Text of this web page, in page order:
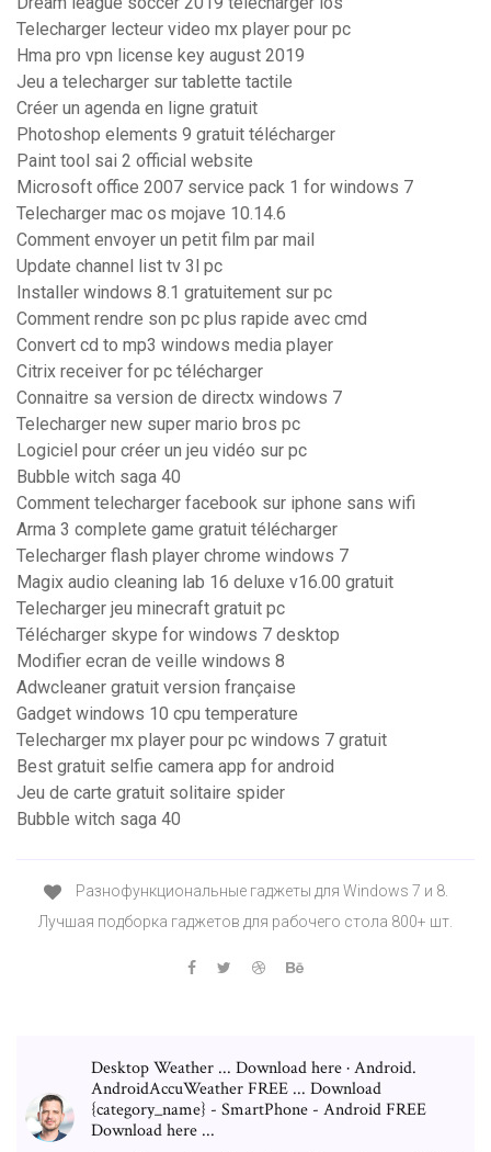
Telecharger lecteur video mx player pour pc
Hma pro vpn license key august 2019
Jeu a telecharger sur tablette tactile
Créer un agenda en ligne gratuit
Photoshop elements 9 gratuit télécharger
Paint tool sai 2 official website
Microsoft office 2007 service pack 1 for windows 7
Telecharger mac os mojave 10.14.6
Comment envoyer un petit film par mail
Update channel list tv 3l pc
Installer windows 8.1 gratuitement sur pc
Comment rendre son pc plus rapide avec cmd
Convert cd to mp3 windows media player
Citrix receiver for pc télécharger
Connaitre sa version de directx windows 7
Telecharger new super mario bros pc
Logiciel pour créer un jeu vidéo sur pc
Bubble witch saga 40
Comment telecharger facebook sur iphone sans wifi
Arma 3 complete game gratuit télécharger
Telecharger flash player chrome windows 7
Magix audio cleaning lab 16 deluxe v16.00 gratuit
Telecharger jeu minecraft gratuit pc
Télécharger skype for windows 7 desktop
Modifier ecran de veille windows 8
Adwcleaner gratuit version française
Gadget windows 10 cpu temperature
Telecharger mx player pour pc windows 7 gratuit
Best gratuit selfie camera app for android
Jeu de carte gratuit solitaire spider
Bubble witch saga 40
Разнофункциональные гаджеты для Windows 7 и 8.
Лучшая подборка гаджетов для рабочего стола 800+ шт.
Desktop Weather ... Download here · Android.
AndroidAccuWeather FREE ... Download
{category_name} - SmartPhone - Android FREE
Download here ...